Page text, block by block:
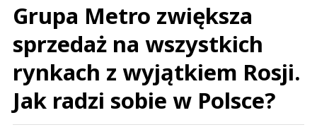
Grupa Metro zwiększa
sprzedaż na wszystkich
rynkach z wyjątkiem Rosji.
Jak radzi sobie w Polsce?